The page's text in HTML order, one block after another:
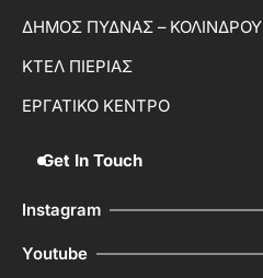
ΔΗΜΟΣ ΠΥΔΝΑΣ – ΚΟΛΙΝΔΡΟΥ
ΚΤΕΛ ΠΙΕΡΙΑΣ
ΕΡΓΑΤΙΚΟ ΚΕΝΤΡΟ
Get In Touch
Instagram
Youtube